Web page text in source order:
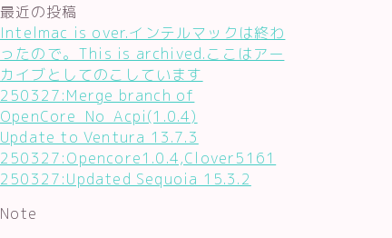
最近の投稿
Intelmac is over.インテルマックは終わ
ったので。This is archived.ここはアー
カイブとしてのこしています
250327:Merge branch of
OpenCore_No_Acpi(1.0.4)
Update to Ventura 13.7.3
250327:Opencore1.0.4,Clover5161
250327:Updated Sequoia 15.3.2
Note